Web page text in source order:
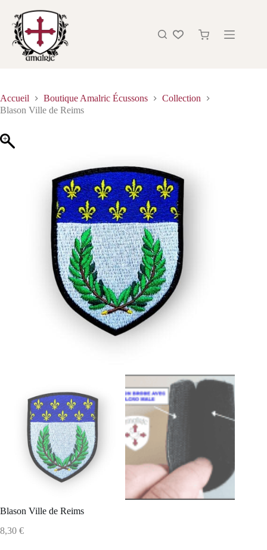
Accueil Boutique Amalric Écussons
Collection
Blason Ville de Reims
Blason Ville de Reims
8,30 €